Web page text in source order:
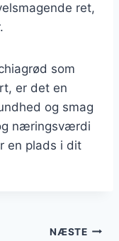
ret,
som
er det en
og smag
næringsværdi
en plads i dit
NÆSTE